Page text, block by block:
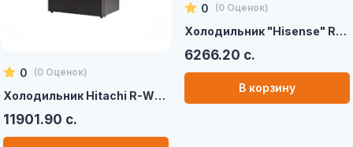
0 (0Оценок)
Холодильник Hitachi R-W660PUC7
11901.90 с.
0 (0Оценок)
Холодильник "Hisense" RT418N4ASU1
6266.20 с.
В корзину